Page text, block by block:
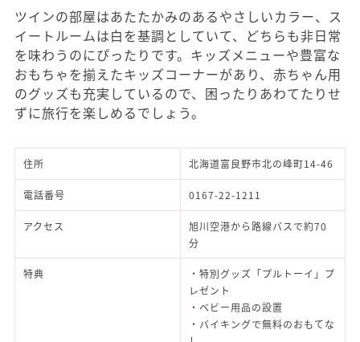
ツインの部屋はあたたかみのあるやさしいカラー、ス
イートルームは白を基調としていて、どちらも非日常
を味わうのにぴったりです。キッズメニューや豊富な
おもちゃを揃えたキッズコーナーがあり、赤ちゃん用
のグッズも充実しているので、困ったりあわてたりせ
ずに旅行を楽しめるでしょう。
住所 北海道富良野市北の峰町14-46
電話番号 0167-22-1211
アクセス
旭川空港から路線バスで約70
分
特典
・特別グッズ「プルトーイ」プ
レゼント
・ベビー用品の設置
・バイキングで無料のおもてな